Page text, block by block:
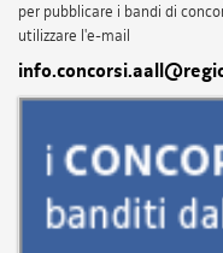
per pubblicare i bandi di
utilizzare l'e-mail